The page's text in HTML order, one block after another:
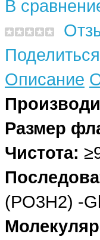
В
Поделиться
Описание
Размер
Чистота:
(PO3H2) -